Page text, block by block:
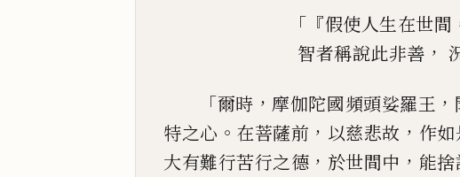
「『假使人生在世間
智者稱說此非善 ，
「爾時 ， 摩伽陀國頻頭娑羅王 ，
特之心 。 在菩薩前 ， 以慈悲故 ， 作如
大有難行苦行之德 ， 於世間中 ， 能捨